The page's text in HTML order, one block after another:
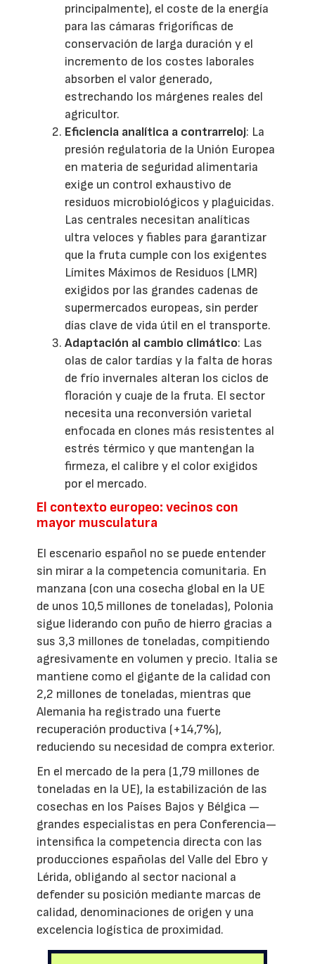
principalmente), el coste de la energía
para las cámaras frigoríficas de
conservación de larga duración y el
incremento de los costes laborales
absorben el valor generado,
estrechando los márgenes reales del
agricultor.
Eficiencia analítica a contrarreloj: La
presión regulatoria de la Unión Europea
en materia de seguridad alimentaria
exige un control exhaustivo de
residuos microbiológicos y plaguicidas.
Las centrales necesitan analíticas
ultra veloces y fiables para garantizar
que la fruta cumple con los exigentes
Límites Máximos de Residuos (LMR)
exigidos por las grandes cadenas de
supermercados europeas, sin perder
días clave de vida útil en el transporte.
Adaptación al cambio climático: Las
olas de calor tardías y la falta de horas
de frío invernales alteran los ciclos de
floración y cuaje de la fruta. El sector
necesita una reconversión varietal
enfocada en clones más resistentes al
estrés térmico y que mantengan la
firmeza, el calibre y el color exigidos
por el mercado.
El contexto europeo: vecinos con
mayor musculatura
El escenario español no se puede entender
sin mirar a la competencia comunitaria. En
manzana (con una cosecha global en la UE
de unos 10,5 millones de toneladas), Polonia
sigue liderando con puño de hierro gracias a
sus 3,3 millones de toneladas, compitiendo
agresivamente en volumen y precio. Italia se
mantiene como el gigante de la calidad con
2,2 millones de toneladas, mientras que
Alemania ha registrado una fuerte
recuperación productiva (+14,7%),
reduciendo su necesidad de compra exterior.
En el mercado de la pera (1,79 millones de
toneladas en la UE), la estabilización de las
cosechas en los Países Bajos y Bélgica —
grandes especialistas en pera Conferencia—
intensifica la competencia directa con las
producciones españolas del Valle del Ebro y
Lérida, obligando al sector nacional a
defender su posición mediante marcas de
calidad, denominaciones de origen y una
excelencia logística de proximidad.